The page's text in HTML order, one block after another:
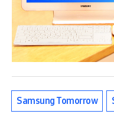
Samsung Tomorrow